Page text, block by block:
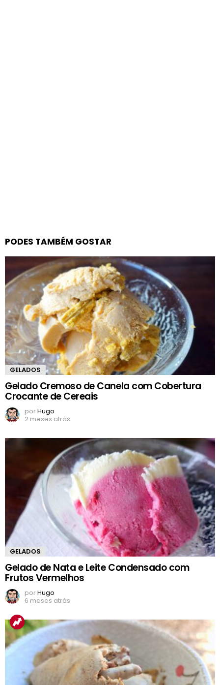
PODES TAMBÉM GOSTAR
GELADOS
Gelado Cremoso de Canela com Cobertura
Crocante de Cereais
porHugo
2 meses atrás
GELADOS
Gelado de Nata e Leite Condensado com
Frutos Vermelhos
porHugo
6 meses atrás